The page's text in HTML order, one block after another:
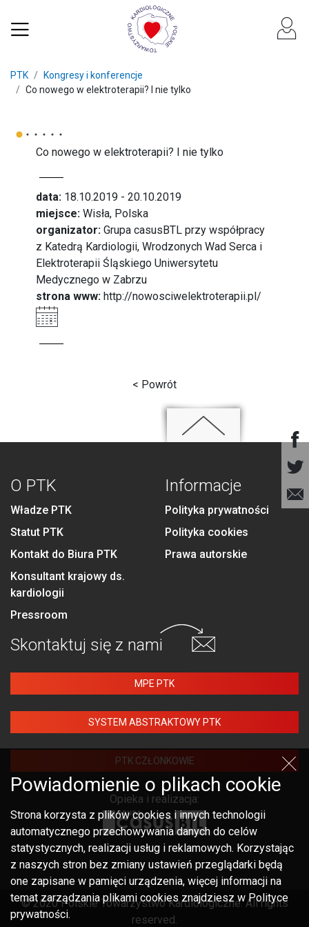
PTK
Kongresy i konferencje
Co nowego w elektroterapii? I nie tylko
Co nowego w elektroterapii? I nie tylko
data: 18.10.2019 - 20.10.2019
miejsce: Wisła, Polska
organizator: Grupa casusBTL przy współpracy
z Katedrą Kardiologii, Wrodzonych Wad Serca i
Elektroterapii Śląskiego Uniwersytetu
Medycznego w Zabrzu
strona www: http://nowosciwelektroterapii.pl/
< Powrót
O PTK
Władze PTK
Statut PTK
Kontakt do Biura PTK
Konsultant krajowy ds.
kardiologii
Pressroom
Informacje
Polityka prywatności
Polityka cookies
Prawa autorskie
Skontaktuj się z nami
MPE PTK
SYSTEM ABSTRAKTOWY PTK
PTK CZŁONKOWIE
Opieka i realizacja:
© 2020 Polskie Towarzystwo Kardiologiczne. All rights
reserved.
Powiadomienie o plikach cookie
Strona korzysta z plików cookies i innych technologii
automatycznego przechowywania danych do celów
statystycznych, realizacji usług i reklamowych. Korzystając
z naszych stron bez zmiany ustawień przeglądarki będą
one zapisane w pamięci urządzenia, więcej informacji na
temat zarządzania plikami cookies znajdziesz w Polityce
prywatności.